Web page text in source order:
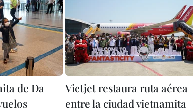
de Da
Vietjet restaura ruta aérea
entre la ciudad vietnamita